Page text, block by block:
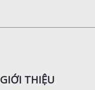
GIỚI THIỆU